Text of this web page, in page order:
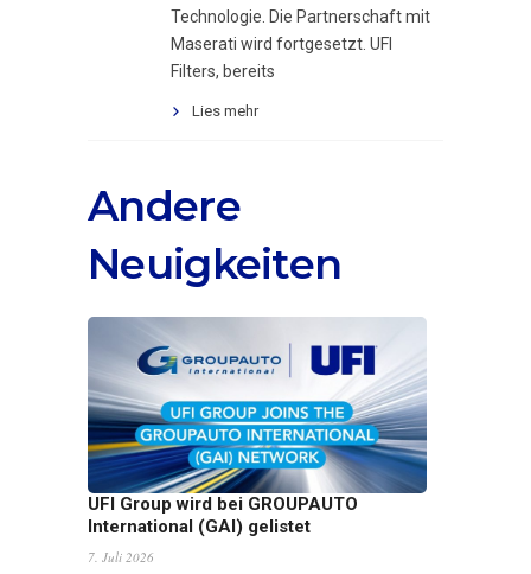
Technologie. Die Partnerschaft mit
Maserati wird fortgesetzt. UFI
Filters, bereits
Lies mehr
Andere
Neuigkeiten
UFI Group wird bei GROUPAUTO
International (GAI) gelistet
7. Juli 2026